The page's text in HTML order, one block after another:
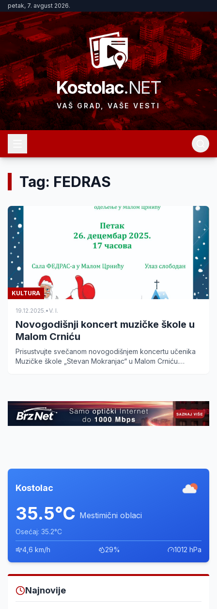
petak, 7. avgust 2026.
Kostolac.NET
VAŠ GRAD, VAŠE VESTI
Tag: FEDRAS
KULTURA
19.12.2025.•V. I.
Novogodišnji koncert muzičke škole u
Malom Crniću
Prisustvujte svečanom novogodišnjem koncertu učenika
Muzičke škole „Stevan Mokranjac“ u Malom Crniću.
Kostolac
35.5°C Mestimični oblaci
Osećaj: 35.2°C
4,6 km/h 29% 1012 hPa
Najnovije